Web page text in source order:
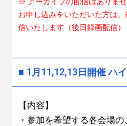
お申し込みをいただいた方は
信いたします（後日録画配信）
■ 1月11,12,13日開催 ハ
【内容】
・参加を希望する各会場